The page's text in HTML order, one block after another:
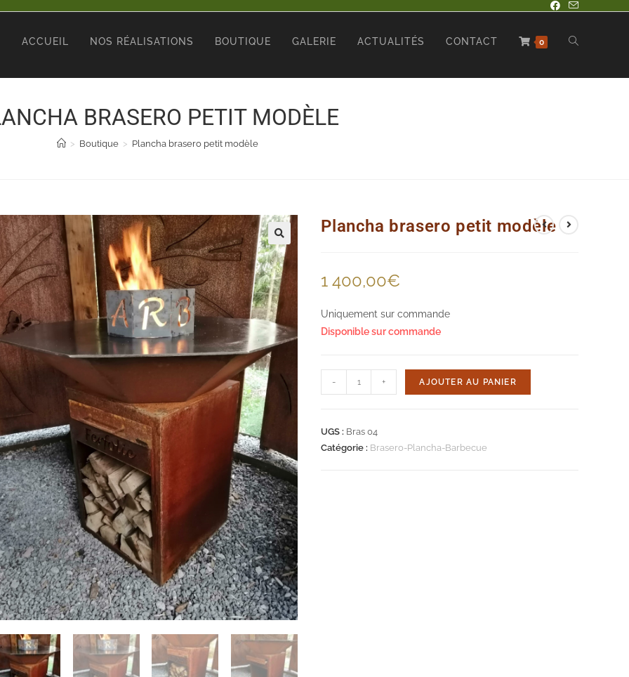
ACCUEIL NOS RÉALISATIONS BOUTIQUE GALERIE ACTUALITÉS CONTACT 0
BRASERO PETIT MODÈLE
> Boutique > Plancha brasero petit modèle
Plancha brasero petit modèle
1 400,00€
Uniquement sur commande
Disponible sur commande
de
brasero
petit
- + AJOUTER AU PANIER
UGS : Bras 04
Catégorie : Brasero-Plancha-Barbecue